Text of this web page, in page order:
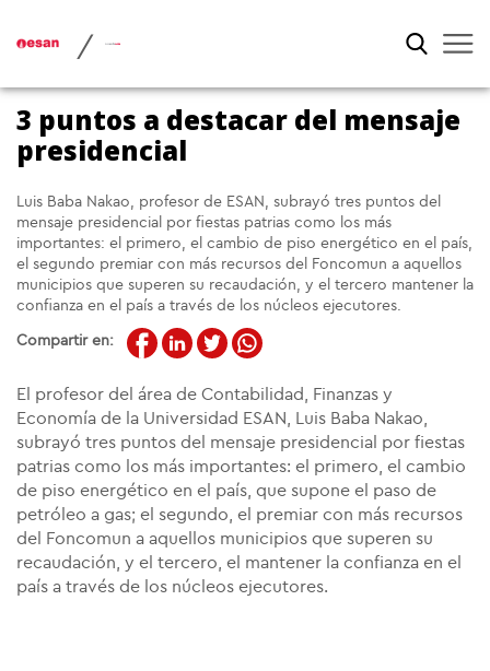
/
3 puntos a destacar del mensaje
presidencial
Luis Baba Nakao, profesor de ESAN, subrayó tres puntos del
mensaje presidencial por fiestas patrias como los más
importantes: el primero, el cambio de piso energético en el país,
el segundo premiar con más recursos del Foncomun a aquellos
municipios que superen su recaudación, y el tercero mantener la
confianza en el país a través de los núcleos ejecutores.
Compartir en:
El profesor del área de Contabilidad, Finanzas y
Economía de la Universidad ESAN, Luis Baba Nakao,
subrayó tres puntos del mensaje presidencial por fiestas
patrias como los más importantes: el primero, el cambio
de piso energético en el país, que supone el paso de
petróleo a gas; el segundo, el premiar con más recursos
del Foncomun a aquellos municipios que superen su
recaudación, y el tercero, el mantener la confianza en el
país a través de los núcleos ejecutores.